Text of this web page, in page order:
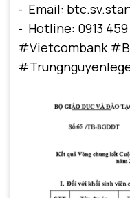
- Email:
- Hotline: 0913
#Vietcombank